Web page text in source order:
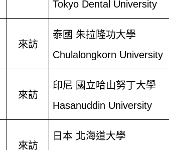
Tokyo Dental University
來訪
泰國 朱拉隆功大學
Chulalongkorn University
來訪
印尼 國立哈山努丁大學
Hasanuddin University
來訪
日本 北海道大學